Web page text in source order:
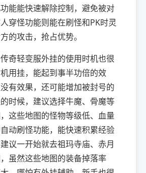
能能快速解除控制，避免被对
穿怪功能则能在刷怪和PK时灵
的攻击，抢占优势。
奇轻变服外挂的使用时机也很
用挂，能起到事半功倍的效
有效果，还可能增加被封号的
时候，建议选择牛魔、骨魔等
这些地图的怪物等级低、血量
动刷怪功能，能快速积累经验
议一开始就去祖玛寺庙、赤月
虽然这些地图的装备掉落率